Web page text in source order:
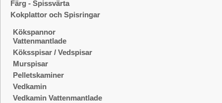
Färg - Spissvärta
Kokplattor och Spisringar
Kökspannor
Vattenmantlade
Köksspisar / Vedspisar
Murspisar
Pelletskaminer
Vedkamin
Vedkamin Vattenmantlade